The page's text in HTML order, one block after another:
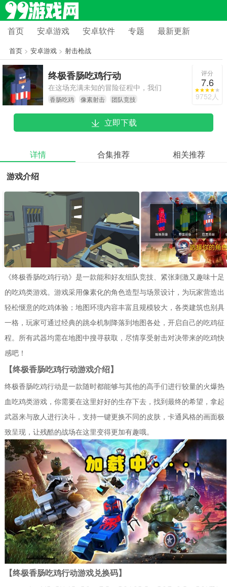
首页 安卓游戏 安卓软件 专题 最新更新
首页> 安卓游戏> 射击枪战
终极香肠吃鸡行动
在这场充满未知的冒险征程中，我们
还会遭遇更多实力强劲的对手，所以
必须鼓足勇气去迎战这些强敌！
香肠吃鸡 像素射击 团队竞技
评分
7.6
9752人
立即下载
详情 合集推荐
相关推荐
游戏介绍
《终极香肠吃鸡行动》是一款能和好友组队竞技、紧张刺激又趣味十足
的吃鸡类游戏。游戏采用像素化的角色造型与场景设计，为玩家营造出
轻松惬意的吃鸡体验；地图环境内容丰富且规模较大，各类建筑也别具
一格，玩家可通过经典的跳伞机制降落到地图各处，开启自己的吃鸡征
程。所有武器均需在地图中搜寻获取，尽情享受射击对决带来的吃鸡快
感吧！
【终极香肠吃鸡行动游戏介绍】
终极香肠吃鸡行动是一款随时都能够与其他的高手们进行较量的火爆热
血吃鸡类游戏，你需要在这里好好的生存下去，找到最终的希望，拿起
武器来与敌人进行决斗，支持一键更换不同的皮肤，卡通风格的画面极
致呈现，让残酷的战场在这里变得更加有趣哦。
【终极香肠吃鸡行动游戏兑换码】